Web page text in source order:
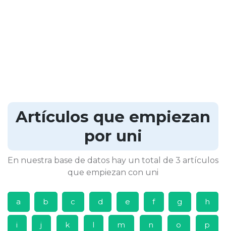
Artículos que empiezan
por uni
En nuestra base de datos hay un total de 3 artículos
que empiezan con uni
a b c d e f g h
i j k l m n o p